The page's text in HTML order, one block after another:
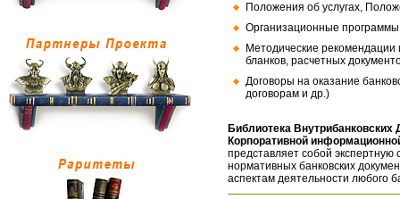
Положения об услугах,
Организационные
Методические
бланков, расчетных
Договоры на оказание
договорам и др.)
Библиотека
Корпоративной
представляет собой экспертную
нормативных банковских
аспектам деятельности любого